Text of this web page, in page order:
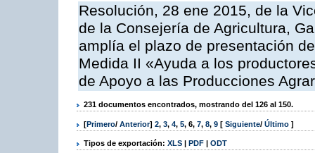
Resolución, 28 ene 2015, de la
de la Consejería de Agricultura,
amplía el plazo de presentación
Medida II «Ayuda a los
de Apoyo a las Producciones
231 documentos encontrados, mostrando del 126 al 150.
[Primero/ Anterior] 2, 3, 4, 5, 6, 7, 8, 9 [ Siguiente/ Último ]
Tipos de exportación: XLS | PDF | ODT